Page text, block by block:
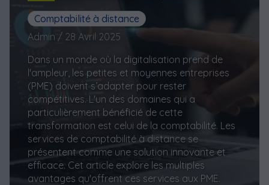
Comptabilité à distance
Admin / 28 Avril 2025
Dans un monde où la digitalisation prend de
l'ampleur, les petites et moyennes entreprises
(PME) doivent s’adapter pour rester
compétitives. L'un des domaines qui a
particulièrement bénéficié de cette
transformation est celui de la comptabilité. Les
services de comptabilité à distance se
présentent comme une solution innovante et
efficace. Cet article explore les multiples
avantages qu'offrent ces services aux PME.